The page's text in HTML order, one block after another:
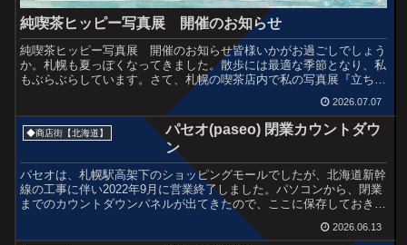
純喫茶ヒッピー写真展 開催のお知らせ
純喫茶ヒッピー写真展 開催のお知らせ皆様いかがお過ごしでしょう
か。札幌も夏っぽくなってきました。散歩には最適な季節となり、私
もぶらぶらしています。さて、札幌の喫茶店内で私の写真展『立ち止
まった理由。』を開催します。路上で偶然に見つけたものを...
2026.07.07
◆商店街【北海道】
パセオ(paseo) 閉業カウントダウ
ン
パセオは、札幌駅高架下のショッピングモールでしたが、北海道新幹
線の工事に伴い2022年9月に営業終了しました。パソコンから、閉業
までのカウントダウンパネルが出てきたので、ここに保存しておきま
す。今回はこれだけの記事です。個人的には、テナント...
2026.06.13